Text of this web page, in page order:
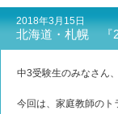
2018年3月15日
北海道・札幌 『
中3受験生のみなさん
今回は、家庭教師のト